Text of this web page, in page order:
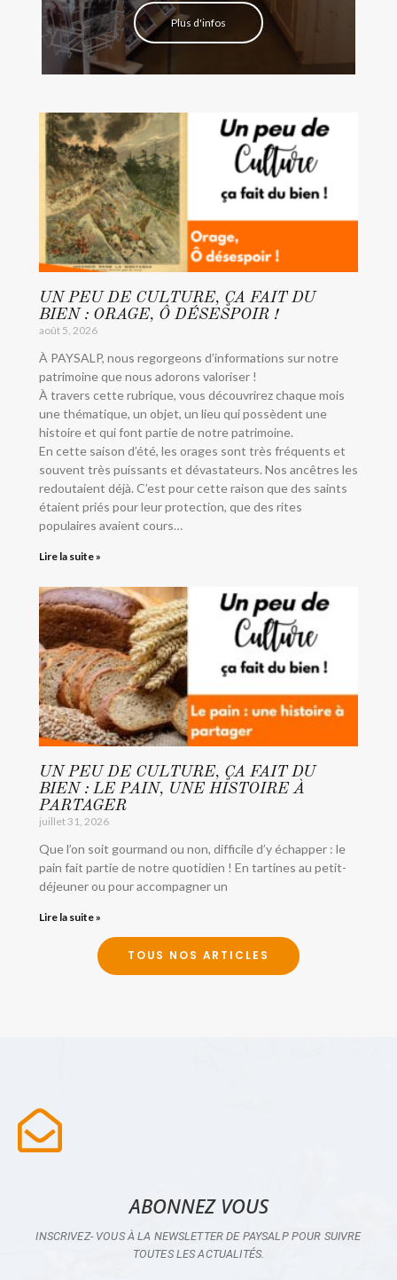
Plus d'infos
UN PEU DE CULTURE, ÇA FAIT DU
BIEN : ORAGE, Ô DÉSESPOIR !
août 5, 2026
À PAYSALP, nous regorgeons d’informations sur notre
patrimoine que nous adorons valoriser !
À travers cette rubrique, vous découvrirez chaque mois
une thématique, un objet, un lieu qui possèdent une
histoire et qui font partie de notre patrimoine.
En cette saison d’été, les orages sont très fréquents et
souvent très puissants et dévastateurs. Nos ancêtres les
redoutaient déjà. C’est pour cette raison que des saints
étaient priés pour leur protection, que des rites
populaires avaient cours…
Lire la suite »
UN PEU DE CULTURE, ÇA FAIT DU
BIEN : LE PAIN, UNE HISTOIRE À
PARTAGER
juillet 31, 2026
Que l’on soit gourmand ou non, difficile d’y échapper : le
pain fait partie de notre quotidien ! En tartines au petit-
déjeuner ou pour accompagner un
Lire la suite »
TOUS NOS ARTICLES
ABONNEZ VOUS
INSCRIVEZ- VOUS À LA NEWSLETTER DE PAYSALP POUR SUIVRE
TOUTES LES ACTUALITÉS.